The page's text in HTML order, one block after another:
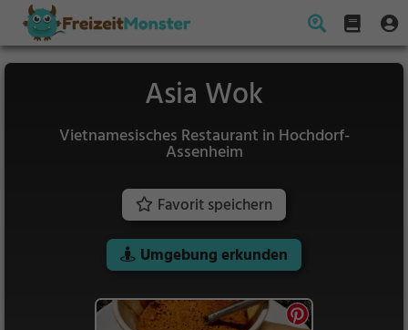
Asia Wok
Vietnamesisches Restaurant in Hochdorf-
Assenheim
Favorit speichern
Umgebung erkunden